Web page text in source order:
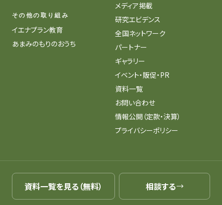
その他の取り組み
イエナプラン教育
あまみのもりのおうち
メディア掲載
研究エビデンス
全国ネットワーク
パートナー
ギャラリー
イベント・販促・PR
資料一覧
お問い合わせ
情報公開（定款・決算）
プライバシーポリシー
資料一覧を見る（無料） 相談する